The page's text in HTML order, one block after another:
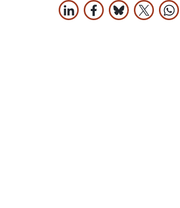
Jaa LinkedInissä
Jaa Facebookissa
Jaa Bluesky:ssa
Jaa X:ssä